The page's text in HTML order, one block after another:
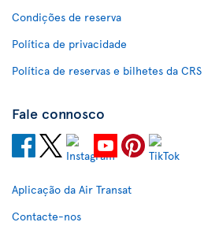
Condições de reserva
Política de privacidade
Política de reservas e bilhetes da CRS
Fale connosco
Aplicação da Air Transat
Contacte-nos